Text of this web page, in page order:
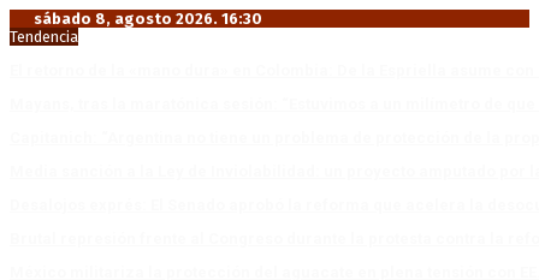
sábado 8, agosto 2026. 16:30
Tendencia